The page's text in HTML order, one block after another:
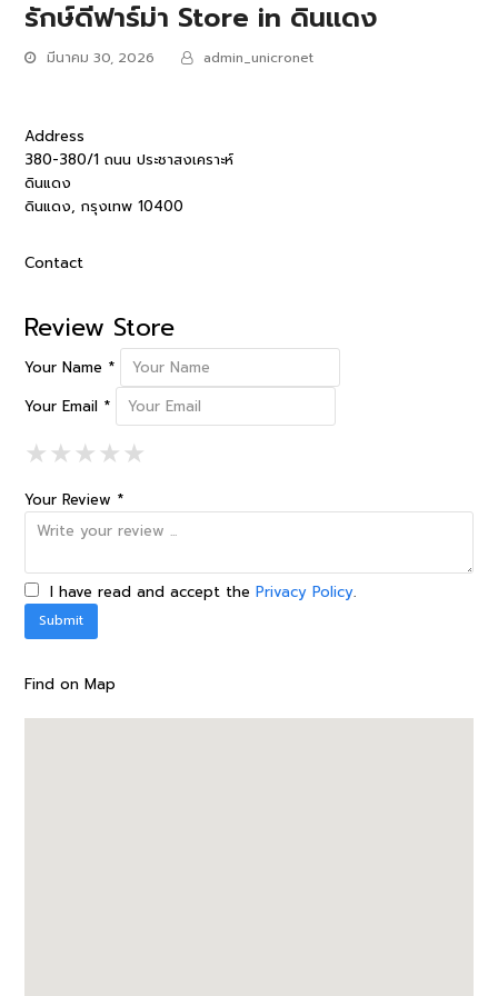
รักษ์ดีฟาร์ม่า Store in ดินแดง
มีนาคม 30, 2026 admin_unicronet
Address
380-380/1 ถนน ประชาสงเคราะห์
ดินแดง
ดินแดง, กรุงเทพ 10400
Contact
Review Store
Your Name *
Your Email *
★1 Star
★★2 Stars
★★★3 Stars
★★★★4 Stars
★★★★★5 Stars
Your Review *
I have read and accept thePrivacy Policy.
Find on Map